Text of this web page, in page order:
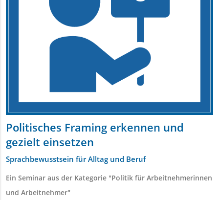
Politisches Framing erkennen und
gezielt einsetzen
Sprachbewusstsein für Alltag und Beruf
Ein Seminar aus der Kategorie "Politik für Arbeitnehmerinnen
und Arbeitnehmer"